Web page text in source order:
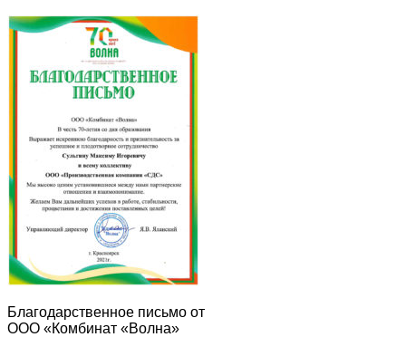
Благодарственное письмо от
ООО «Комбинат «Волна»